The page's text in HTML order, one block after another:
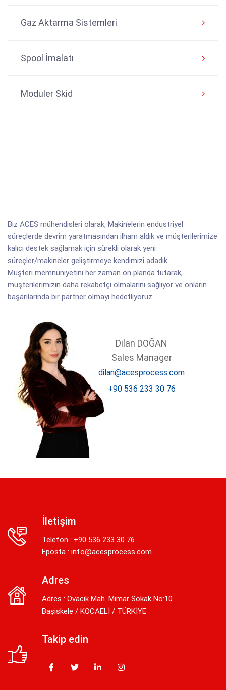
Gaz Aktarma Sistemleri
Spool İmalatı
Moduler Skid
Biz ACES mühendisleri olarak, Makinelerin endustriyel
süreçlerde devrim yaratmasından ilham aldık ve müşterilerimize
kalıcı destek sağlamak için sürekli olarak yeni
süreçler/makineler geliştirmeye kendimizi adadık.
Müşteri memnuniyetini her zaman ön planda tutarak,
müşterilerimizin daha rekabetçi olmalarını sağlıyor ve onların
başarılarında bir partner olmayı hedefliyoruz
Dilan DOĞAN
Sales Manager
dilan@acesprocess.com
+90 536 233 30 76
İletişim
Telefon : +90 536 233 30 76
Eposta : info@acesprocess.com
Adres
Adres : Ovacık Mah. Mimar Sokak No:10
Başiskele / KOCAELİ / TÜRKİYE
Takip edin